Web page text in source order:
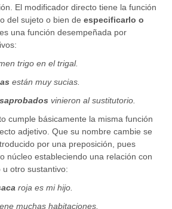
El modificador directo tiene la función
del sujeto o bien deespecificarlo o
una función desempeñada por
trigo en el trigal.
están muy sucias.
vinieron al sustitutorio.
cumple básicamente la misma función
adjetivo. Que su nombre cambie se
por una preposición, pues
núcleo estableciendo una relación con
otro sustantivo:
roja es mi hijo.
muchas habitaciones.